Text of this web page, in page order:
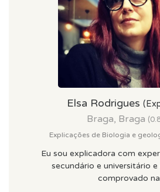
Elsa Rodrigues
Braga, Braga
Explicações de Biologia e
Eu sou explicadora com
secundário e universitário
comprovado